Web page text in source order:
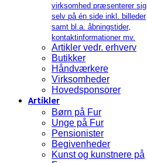
virksomhed præsenterer sig
selv på én side inkl. billeder
samt bl.a. åbningstider,
kontaktinformationer mv.
Artikler vedr. erhverv
Butikker
Håndværkere
Virksomheder
Hovedsponsorer
Artikler
Børn på Fur
Unge på Fur
Pensionister
Begivenheder
Kunst og kunstnere på